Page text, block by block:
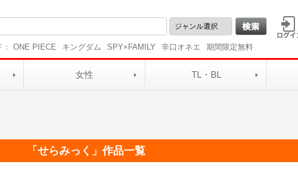
ONE PIECE キングダム SPY×FAMILY 辛口オネエ 期間限定無料
女性 TL・BL
「 せらみっく 」作品一覧